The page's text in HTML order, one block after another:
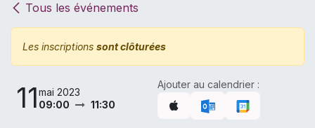
Tous les événements
Les inscriptions sont clôturées
11mai 2023
09:00
11:30
Ajouter au calendrier :